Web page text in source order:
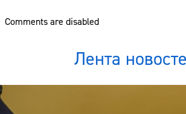
Comments are disabled
Лента